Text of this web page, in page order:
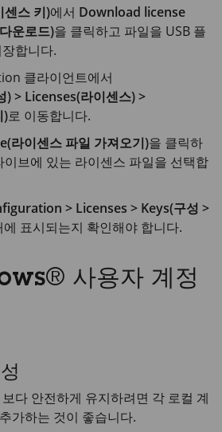
스 키)에서 Download license
운로드)을 클릭하고 파일을 USB 플
합니다.
클라이언트에서
> Licenses(라이센스) >
)로 이동합니다.
라이센스 파일 가져오기)을 클릭하
이브에 있는 라이센스 파일을 선택합
> Licenses > Keys(구성 >
에 표시되는지 확인해야 합니다.
사용자 계정
다 안전하게 유지하려면 각 로컬 계
가하는 것이 좋습니다.